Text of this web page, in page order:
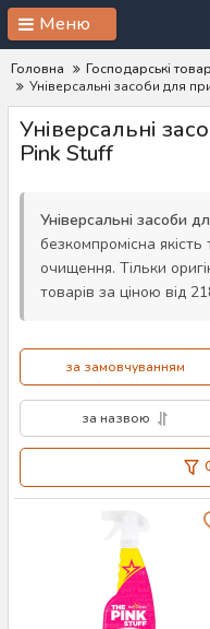
Меню
Головна
Господарські
Універсальні засоби для
Універсальні
Pink Stuff
Універсальні засоби
безкомпромісна
очищення. Тільки
товарів за ціною від
за замовчуванням
за назвою